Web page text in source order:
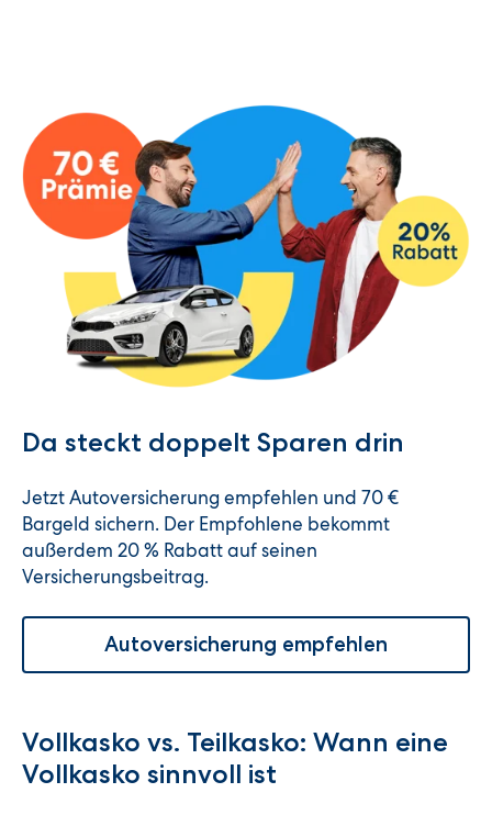
Da steckt doppelt Sparen drin
Jetzt Autoversicherung empfehlen und 70 €
Bargeld sichern. Der Empfohlene bekommt
außerdem 20 % Rabatt auf seinen
Versicherungsbeitrag.
Autoversicherung empfehlen
Vollkasko vs. Teilkasko: Wann eine
Vollkasko sinnvoll ist